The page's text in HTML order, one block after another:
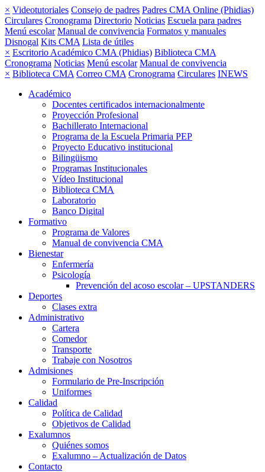
× Videotutoriales Consejo de padres Padres CMA Online (Phidias)
Circulares Cronograma Directorio Noticias Escuela para padres
Menú escolar Manual de convivencia Formatos y manuales
Disnogal Kits CMA Lista de útiles
× Escritorio Académico CMA (Phidias) Biblioteca CMA
Cronograma Noticias Menú escolar Manual de convivencia
× Biblioteca CMA Correo CMA Cronograma Circulares INEWS
Académico
Docentes certificados internacionalmente
Proyección Profesional
Bachillerato Internacional
Programa de la Escuela Primaria PEP
Proyecto Educativo institucional
Bilingüismo
Programas Institucionales
Vídeo Institucional
Biblioteca CMA
Laboratorio
Banco Digital
Formativo
Programa de Valores
Manual de convivencia CMA
Bienestar
Enfermería
Psicología
Prevención del acoso escolar – UPSTANDERS
Deportes
Clases extra
Administrativo
Cartera
Comedor
Transporte
Trabaje con Nosotros
Admisiones
Formulario de Pre-Inscripción
Uniformes
Calidad
Política de Calidad
Objetivos de Calidad
Exalumnos
Quiénes somos
Exalumno – Actualización de Datos
Contacto